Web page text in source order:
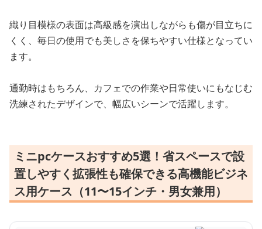
織り目模様の表面は高級感を演出しながらも傷が目立ちに
くく、毎日の使用でも美しさを保ちやすい仕様となってい
ます。
通勤時はもちろん、カフェでの作業や日常使いにもなじむ
洗練されたデザインで、幅広いシーンで活躍します。
ミニpcケースおすすめ5選！省スペースで設
置しやすく拡張性も確保できる高機能ビジネ
ス用ケース（11〜15インチ・男女兼用）